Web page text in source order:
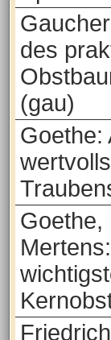
des
(gau)
Goethe:
Goethe,